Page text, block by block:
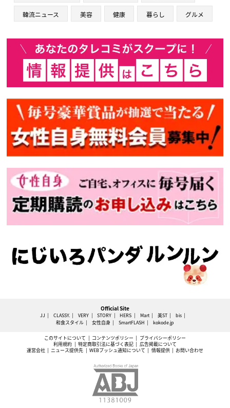
韓流ニュース 美容 健康 暮らし グルメ
Official Site
JJ CLASSY. VERY STORY HERS Mart 美ST
bis
和食スタイル
女性自身 SmartFLASH kokode.jp
このサイトについて コンテンツポリシー
プライバシーポリシー
利用規約
特定商取引法に基づく表記
広告掲載について
運営会社
ニュース提供先 WEBプッシュ通知について 情報提供 お問い合わせ